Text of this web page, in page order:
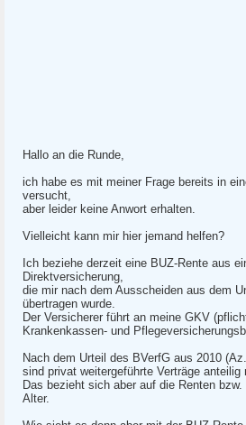
Hallo an die Runde,
ich habe es mit meiner Frage bereits in
versucht,
aber leider keine Anwort erhalten.
Vielleicht kann mir hier jemand helfen?
Ich beziehe derzeit eine BUZ-Rente aus
Direktversicherung,
die mir nach dem Ausscheiden aus dem
übertragen wurde.
Der Versicherer führt an meine GKV
Krankenkassen- und
Nach dem Urteil des BVerfG aus 2010
sind privat weitergeführte Verträge
Das bezieht sich aber auf die Renten
Alter.